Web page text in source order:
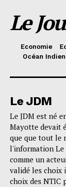
Le
Economie
Océan Indien
Le JDM
Le JDM est né
Mayotte devait
que que tout le
l'information Le
comme un
validé les choix
choix des NTIC